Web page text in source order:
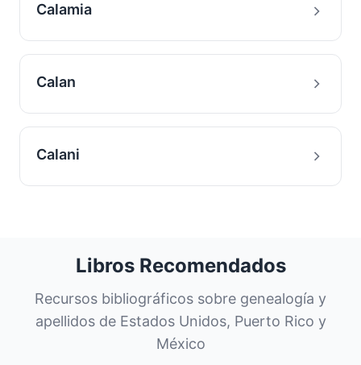
Calamia
Calan
Calani
Libros Recomendados
Recursos bibliográficos sobre genealogía y
apellidos de Estados Unidos, Puerto Rico y
México